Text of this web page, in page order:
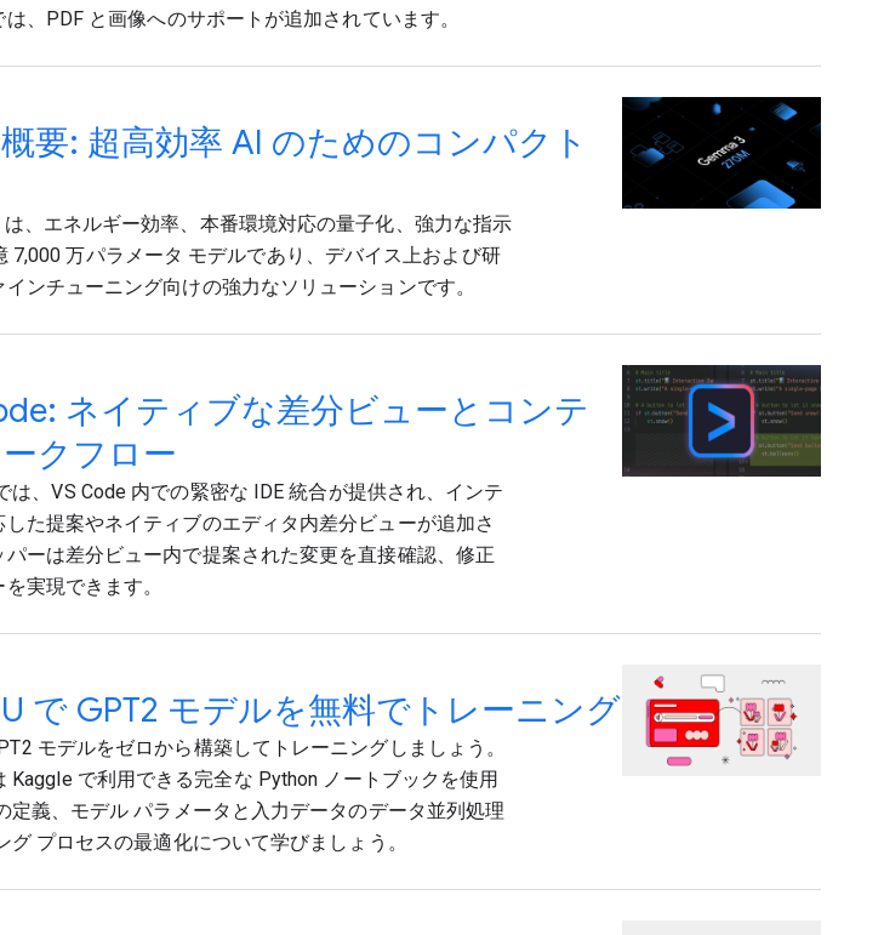
、PDF と画像へのサポートが追加されています。
要: 超高効率 AI のためのコンパクト
、エネルギー効率、本番環境対応の量子化、強力な指示
7,000 万パラメータ モデルであり、デバイス上および研
ンチューニング向けの強力なソリューションです。
ネイティブな差分ビューとコンテ
クフロー
は、VS Code 内での緊密な IDE 統合が提供され、インテ
た提案やネイティブのエディタ内差分ビューが追加さ
ーは差分ビュー内で提案された変更を直接確認、修正
実現できます。
で GPT2 モデルを無料でトレーニング
モデルをゼロから構築してトレーニングしましょう。
Kaggle で利用できる完全な Python ノートブックを使用
定義、モデル パラメータと入力データのデータ並列処理
プロセスの最適化について学びましょう。